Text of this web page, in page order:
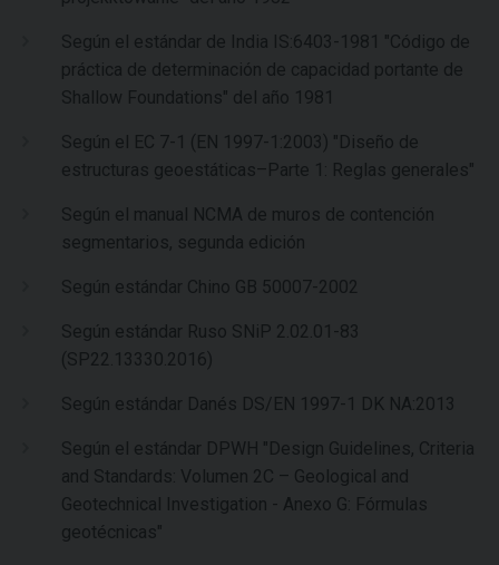
Según el estándar de India IS:6403-1981 "Código de
práctica de determinación de capacidad portante de
Shallow Foundations" del año 1981
Según el EC 7-1 (EN 1997-1:2003) "Diseño de
estructuras geoestáticas–Parte 1: Reglas generales"
Según el manual NCMA de muros de contención
segmentarios, segunda edición
Según estándar Chino GB 50007-2002
Según estándar Ruso SNiP 2.02.01-83
(SP22.13330.2016)
Según estándar Danés DS/EN 1997-1 DK NA:2013
Según el estándar DPWH "Design Guidelines, Criteria
and Standards: Volumen 2C – Geological and
Geotechnical Investigation - Anexo G: Fórmulas
geotécnicas"